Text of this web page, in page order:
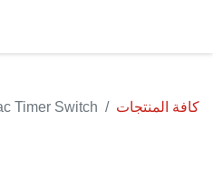
كافة المنتجات Timer Switch